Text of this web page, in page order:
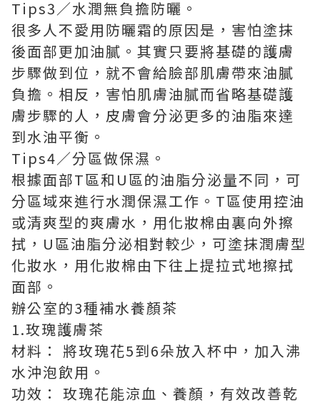
Tips3／水潤無負擔防曬。
很多人不愛用防曬霜的原因是，害怕塗抹
後面部更加油膩。其實只要將基礎的護膚
步驟做到位，就不會給臉部肌膚帶來油膩
負擔。相反，害怕肌膚油膩而省略基礎護
膚步驟的人，皮膚會分泌更多的油脂來達
到水油平衡。
Tips4／分區做保濕。
根據面部T區和U區的油脂分泌量不同，可
分區域來進行水潤保濕工作。T區使用控油
或清爽型的爽膚水，用化妝棉由裏向外擦
拭，U區油脂分泌相對較少，可塗抹潤膚型
化妝水，用化妝棉由下往上提拉式地擦拭
面部。
辦公室的3種補水養顏茶
1.玫瑰護膚茶
材料： 將玫瑰花5到6朵放入杯中，加入沸
水沖泡飲用。
功效： 玫瑰花能涼血、養顏，有效改善乾